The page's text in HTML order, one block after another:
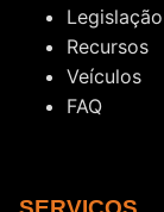
Legislação
Recursos
Veículos
FAQ